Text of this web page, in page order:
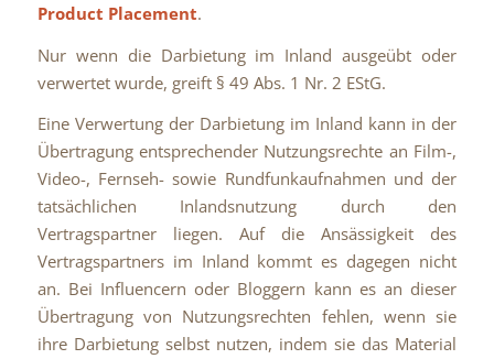
Product Placement.
Nur wenn die Darbietung im Inland ausgeübt oder
verwertet wurde, greift § 49 Abs. 1 Nr. 2 EStG.
Eine Verwertung der Darbietung im Inland kann in der
Übertragung entsprechender Nutzungsrechte an Film-,
Video-, Fernseh- sowie Rundfunkaufnahmen und der
tatsächlichen Inlandsnutzung durch den
Vertragspartner liegen. Auf die Ansässigkeit des
Vertragspartners im Inland kommt es dagegen nicht
an. Bei Influencern oder Bloggern kann es an dieser
Übertragung von Nutzungsrechten fehlen, wenn sie
ihre Darbietung selbst nutzen, indem sie das Material